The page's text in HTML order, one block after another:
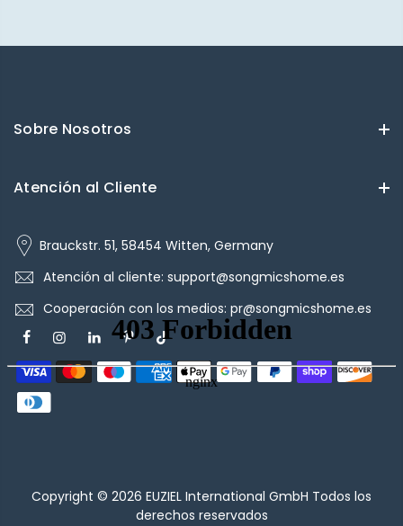
Sobre Nosotros
Atención al Cliente
Brauckstr. 51, 58454 Witten, Germany
Atención al cliente: support@songmicshome.es
Cooperación con los medios: pr@songmicshome.es
Copyright © 2026 EUZIEL International GmbH Todos los
derechos reservados